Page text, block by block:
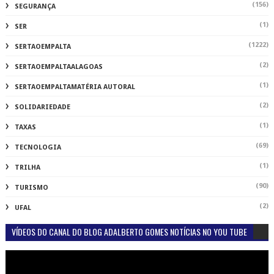
SEGURANÇA (156)
SER (1)
SERTAOEMPALTA (1222)
SERTAOEMPALTAALAGOAS (2)
SERTAOEMPALTAMATÉRIA AUTORAL (1)
SOLIDARIEDADE (2)
TAXAS (1)
TECNOLOGIA (69)
TRILHA (1)
TURISMO (90)
UFAL (2)
VÍDEOS DO CANAL DO BLOG ADALBERTO GOMES NOTÍCIAS NO YOU TUBE